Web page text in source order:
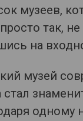
музеев,
так, не
на
музей
стал
одному